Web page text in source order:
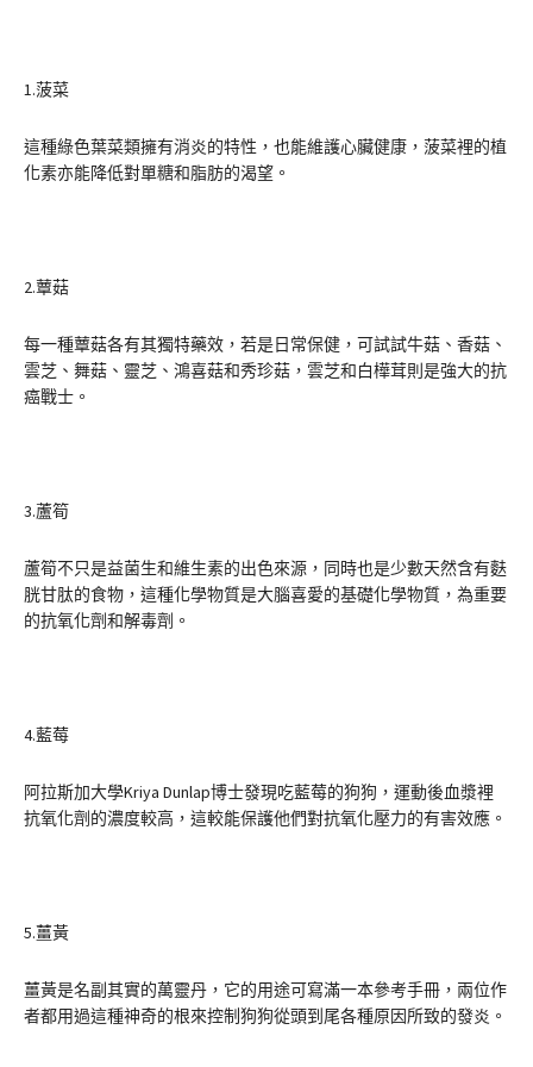
1.菠菜
這種綠色葉菜類擁有消炎的特性，也能維護心臟健康，菠菜裡的植
化素亦能降低對單糖和脂肪的渴望。
2.蕈菇
每一種蕈菇各有其獨特藥效，若是日常保健，可試試牛菇、香菇、
雲芝、舞菇、靈芝、鴻喜菇和秀珍菇，雲芝和白樺茸則是強大的抗
癌戰士。
3.蘆筍
蘆筍不只是益菌生和維生素的出色來源，同時也是少數天然含有麩
胱甘肽的食物，這種化學物質是大腦喜愛的基礎化學物質，為重要
的抗氧化劑和解毒劑。
4.藍莓
阿拉斯加大學Kriya Dunlap博士發現吃藍莓的狗狗，運動後血漿裡
抗氧化劑的濃度較高，這較能保護他們對抗氧化壓力的有害效應。
5.薑黃
薑黃是名副其實的萬靈丹，它的用途可寫滿一本參考手冊，兩位作
者都用過這種神奇的根來控制狗狗從頭到尾各種原因所致的發炎。